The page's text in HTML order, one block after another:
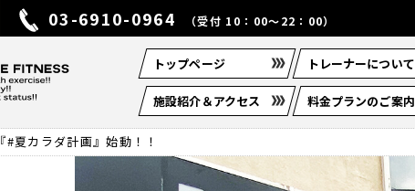
03-6910-0964 （受付 10：00～22：00）
トップページ トレーナーについて
施設紹介＆アクセス 料金プランのご案内
『#夏カラダ計画』始動！！